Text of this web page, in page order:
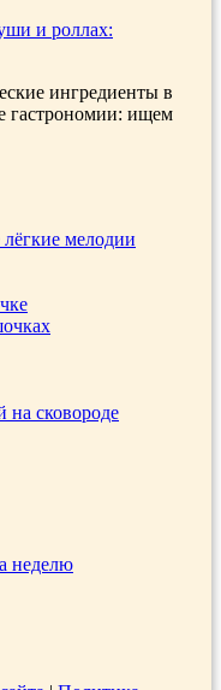
и роллах:
ингредиенты в
гастрономии: ищем
лёгкие мелодии
на сковороде
неделю